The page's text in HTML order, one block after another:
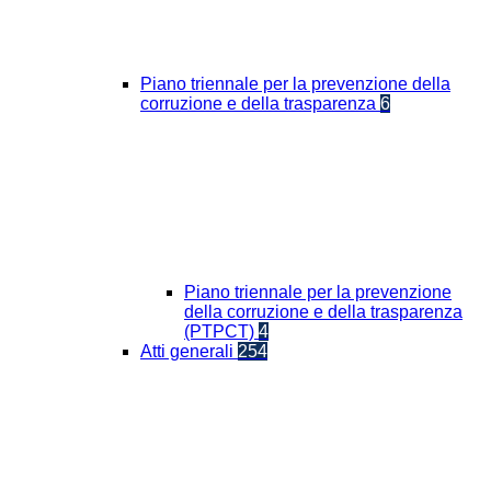
Piano triennale per la prevenzione della
corruzione e della trasparenza 6
Piano triennale per la prevenzione
della corruzione e della trasparenza
(PTPCT) 4
Atti generali 254